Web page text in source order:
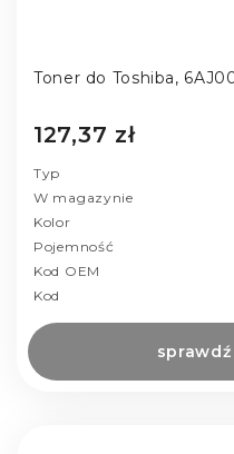
Toner do Toshiba,
127,37 zł
Typ
W magazynie
Kolor
Pojemność
Kod OEM
Kod